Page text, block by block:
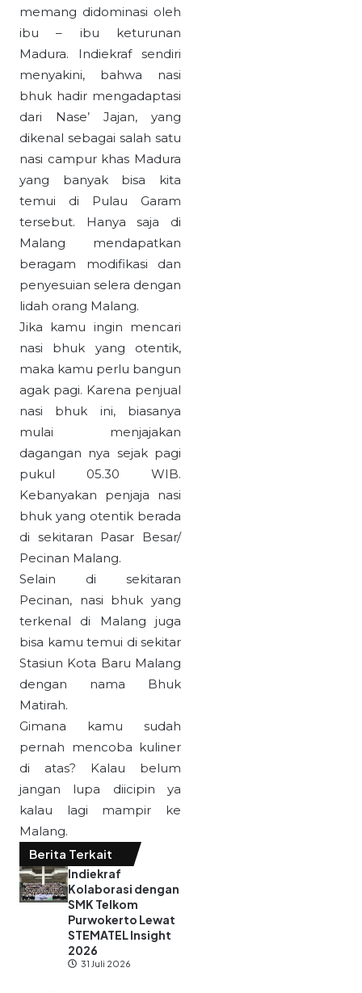
memang didominasi oleh
ibu – ibu keturunan
Madura. Indiekraf sendiri
menyakini, bahwa nasi
bhuk hadir mengadaptasi
dari Nase’ Jajan, yang
dikenal sebagai salah satu
nasi campur khas Madura
yang banyak bisa kita
temui di Pulau Garam
tersebut. Hanya saja di
Malang mendapatkan
beragam modifikasi dan
penyesuian selera dengan
lidah orang Malang.
Jika kamu ingin mencari
nasi bhuk yang otentik,
maka kamu perlu bangun
agak pagi. Karena penjual
nasi bhuk ini, biasanya
mulai menjajakan
dagangan nya sejak pagi
pukul 05.30 WIB.
Kebanyakan penjaja nasi
bhuk yang otentik berada
di sekitaran Pasar Besar/
Pecinan Malang.
Selain di sekitaran
Pecinan, nasi bhuk yang
terkenal di Malang juga
bisa kamu temui di sekitar
Stasiun Kota Baru Malang
dengan nama Bhuk
Matirah.
Gimana kamu sudah
pernah mencoba kuliner
di atas? Kalau belum
jangan lupa diicipin ya
kalau lagi mampir ke
Malang.
Berita Terkait
Indiekraf
Kolaborasi dengan
SMK Telkom
Purwokerto Lewat
STEMATEL Insight
2026
31 Juli 2026